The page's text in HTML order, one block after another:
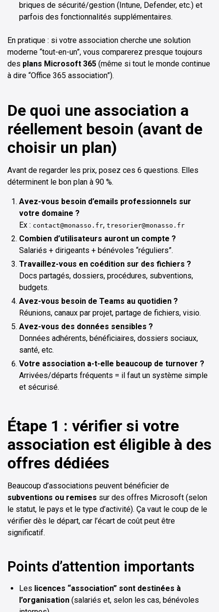
briques de sécurité/gestion (Intune, Defender, etc.) et
parfois des fonctionnalités supplémentaires.
En pratique : si votre association cherche une solution
moderne “tout-en-un”, vous comparerez presque toujours
des plans Microsoft 365 (même si tout le monde continue
à dire “Office 365 association”).
De quoi une association a
réellement besoin (avant de
choisir un plan)
Avant de regarder les prix, posez ces 6 questions. Elles
déterminent le bon plan à 90 %.
Avez-vous besoin d’emails professionnels sur
votre domaine ?
Ex : contact@monasso.fr, tresorier@monasso.fr
Combien d’utilisateurs auront un compte ?
Salariés + dirigeants + bénévoles “réguliers”.
Travaillez-vous en coédition sur des fichiers ?
Docs partagés, dossiers, procédures, subventions,
budgets.
Avez-vous besoin de Teams au quotidien ?
Réunions, canaux par projet, partage de fichiers, visio.
Avez-vous des données sensibles ?
Données adhérents, bénéficiaires, dossiers sociaux,
santé, etc.
Votre association a-t-elle beaucoup de turnover ?
Arrivées/départs fréquents = il faut un système simple
et sécurisé.
Étape 1 : vérifier si votre
association est éligible à des
offres dédiées
Beaucoup d’associations peuvent bénéficier de
subventions ou remises sur des offres Microsoft (selon
le statut, le pays et le type d’activité). Ça vaut le coup de le
vérifier dès le départ, car l’écart de coût peut être
significatif.
Points d’attention importants
Les licences “association” sont destinées à
l’organisation (salariés et, selon les cas, bénévoles